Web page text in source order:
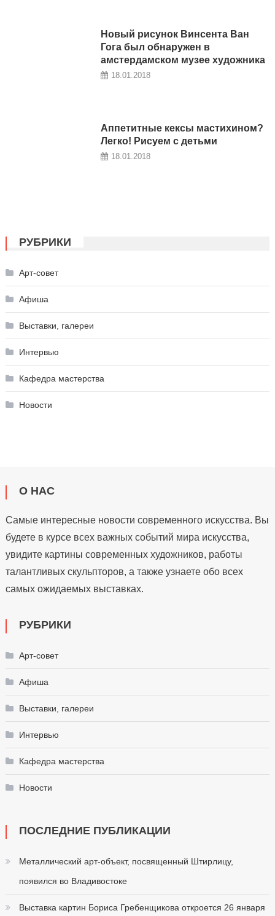
Новый рисунок Винсента Ван
Гога был обнаружен в
амстердамском музее художника
18.01.2018
Аппетитные кексы мастихином?
Легко! Рисуем с детьми
18.01.2018
РУБРИКИ
Арт-совет
Афиша
Выставки, галереи
Интервью
Кафедра мастерства
Новости
О НАС
Самые интересные новости современного искусства. Вы
будете в курсе всех важных событий мира искусства,
увидите картины современных художников, работы
талантливых скульпторов, а также узнаете обо всех
самых ожидаемых выставках.
РУБРИКИ
Арт-совет
Афиша
Выставки, галереи
Интервью
Кафедра мастерства
Новости
ПОСЛЕДНИЕ ПУБЛИКАЦИИ
Металлический арт-объект, посвященный Штирлицу,
появился во Владивостоке
Выставка картин Бориса Гребенщикова откроется 26 января